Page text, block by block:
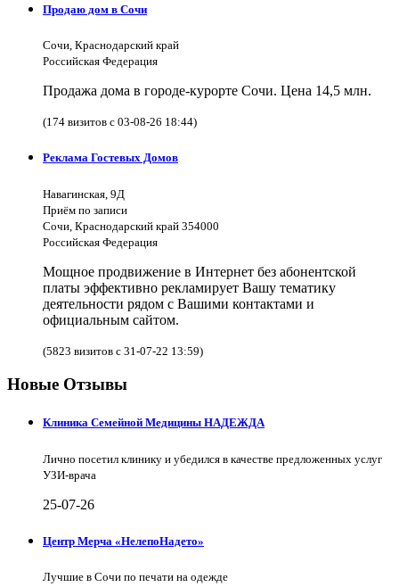
Продаю дом в Сочи
Сочи, Краснодарский край
Российская Федерация
Продажа дома в городе-курорте Сочи. Цена 14,5 млн.
(174 визитов с 03-08-26 18:44)
Реклама Гостевых Домов
Навагинская, 9Д
Приём по записи
Сочи, Краснодарский край 354000
Российская Федерация
Мощное продвижение в Интернет без абонентской
платы эффективно рекламирует Вашу тематику
деятельности рядом с Вашими контактами и
официальным сайтом.
(5823 визитов с 31-07-22 13:59)
Новые Отзывы
Клиника Семейной Медицины НАДЕЖДА
Лично посетил клинику и убедился в качестве предложенных услуг
УЗИ-врача
25-07-26
Центр Мерча «НелепоНадето»
Лучшие в Сочи по печати на одежде